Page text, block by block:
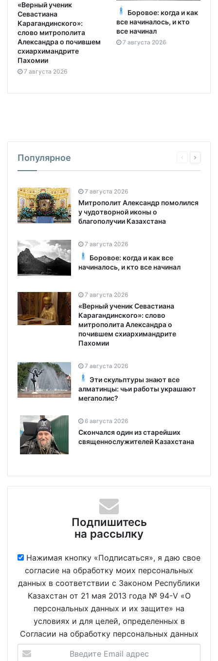
«Верный ученик
Севастиана
Карагандинского»:
слово митрополита
Александра о почившем
схиархимандрите
Пахомии
7 августа 2026
Боровое: когда и как
все начиналось, и кто
все начинал
7 августа 2026
Популярное
7 августа 2026
Митрополит Александр помолился
у чудотворной иконы о
благополучии Казахстана
7 августа 2026
Боровое: когда и как все
начиналось, и кто все начинал
7 августа 2026
«Верный ученик Севастиана
Карагандинского»: слово
митрополита Александра о
почившем схиархимандрите
Пахомии
7 августа 2026
Эти скульптуры знают все
алматинцы: чьи работы украшают
мегаполис?
6 августа 2026
Скончался один из старейших
священнослужителей Казахстана
Подпишитесь
на рассылку
Нажимая кнопку «Подписаться», я даю свое
согласие на обработку моих персональных
данных в соответствии с Законом Республики
Казахстан от 21 мая 2013 года № 94-V «О
персональных данных и их защите» на
условиях и для целей, определенных в
Согласии на обработку персональных данных